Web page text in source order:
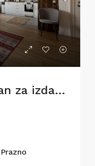
Četvorosoban stan za izdavanje na Dorćolu, 81m2
Prazno